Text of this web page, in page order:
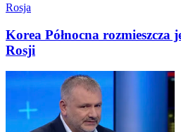
Rosja
Korea Północna rozmieszcza
Rosji